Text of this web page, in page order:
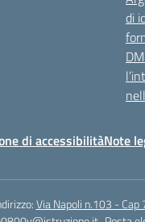
di
di accessibilitàNote
Via Napoli n.103 - Cap